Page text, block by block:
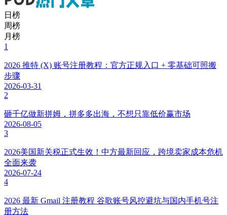
亚马逊欧洲站营业地址验证来袭！逾期扣留回款甚至停用账户
昨天 11:42
最新
热门
资讯
视频
报告
问答
搜索
暂无数据
小Q聊跨境
已认证